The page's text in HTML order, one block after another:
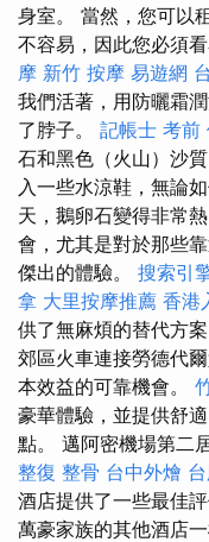
身室。 當然，您可以
不容易，因此您必須
摩 新竹 按摩 易遊網
我們活著，用防曬霜
了脖子。 記帳士 考前
石和黑色（火山）沙質
入一些水涼鞋，無論
天，鵝卵石變得非常
會，尤其是對於那些
傑出的體驗。 搜索引
拿 大里按摩推薦 香港
供了無麻煩的替代方案
郊區火車連接勞德代
本效益的可靠機會。
豪華體驗，並提供舒
點。 邁阿密機場第二
整復 整骨 台中外燴
酒店提供了一些最佳評
萬豪家族的其他酒店